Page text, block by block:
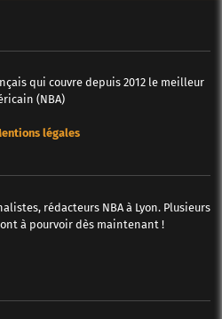
qui couvre depuis 2012 le meilleur
(NBA)
légales
rédacteurs NBA à Lyon. Plusieurs
à pourvoir dès maintenant !